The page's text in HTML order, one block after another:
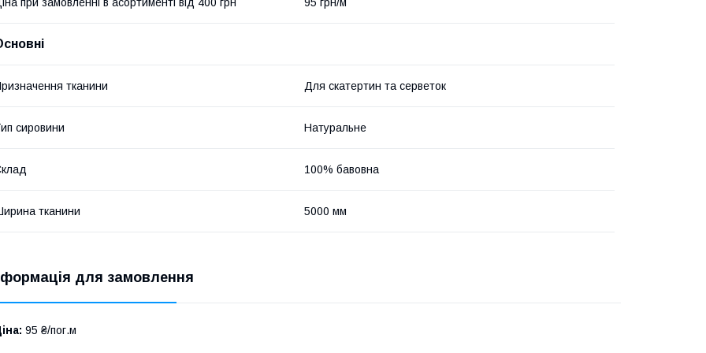
тканини Для скатертин та серветок
сировини Натуральне
100% бавовна
тканини 5000 мм
для замовлення
95 ₴/пог.м